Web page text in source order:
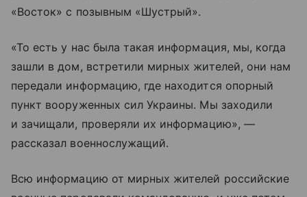
«Восток» с позывным «Шустрый».
«То есть у нас была такая информация, мы, когда
зашли в дом, встретили мирных жителей, они нам
передали информацию, где находится опорный
пункт вооруженных сил Украины. Мы заходили
и зачищали, проверяли их информацию», —
рассказал военнослужащий.
Всю информацию от мирных жителей российские